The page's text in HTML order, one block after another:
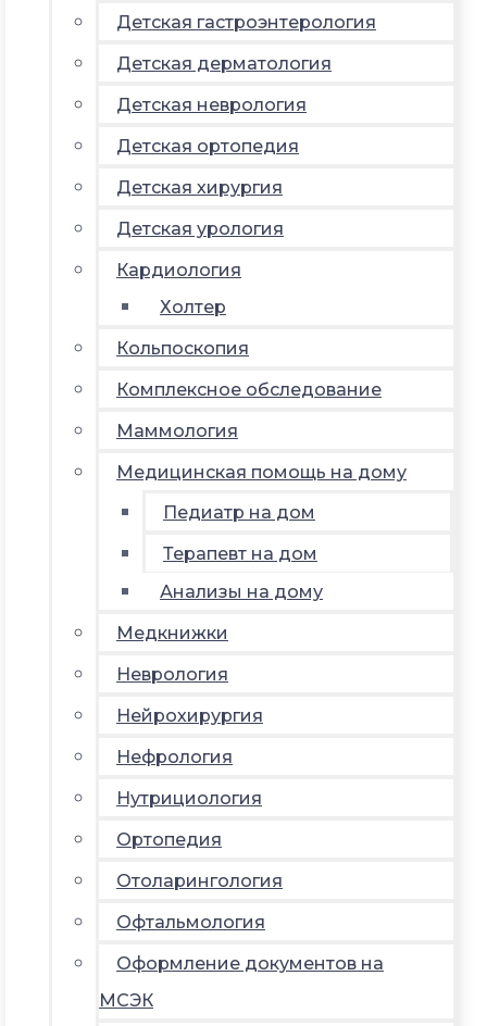
Детская гастроэнтерология
Детская дерматология
Детская неврология
Детская ортопедия
Детская хирургия
Детская урология
Кардиология
Холтер
Кольпоскопия
Комплексное обследование
Маммология
Медицинская помощь на дому
Педиатр на дом
Терапевт на дом
Анализы на дому
Медкнижки
Неврология
Нейрохирургия
Нефрология
Нутрициология
Ортопедия
Отоларингология
Офтальмология
Оформление документов на
МСЭК